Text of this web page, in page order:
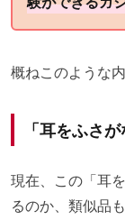
概ねこのような内
「耳をふさ
現在、この「耳
るのか、類似品